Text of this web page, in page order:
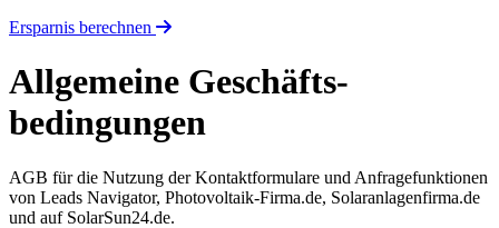
Ersparnis berechnen
Allgemeine Geschäfts­
bedingungen
AGB für die Nutzung der Kontaktformulare und Anfragefunktionen
von Leads Navigator, Photovoltaik-Firma.de, Solaranlagenfirma.de
und auf SolarSun24.de.